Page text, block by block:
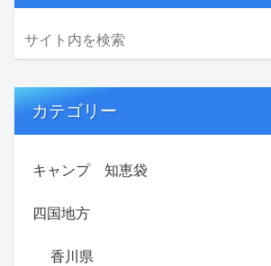
カテゴリー
キャンプ 知恵袋
四国地方
香川県